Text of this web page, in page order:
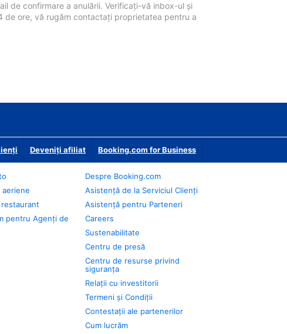
de confirmare a anulării. Verificați-vă inbox-ul și
de ore, vă rugăm contactați proprietatea pentru a
Deveniţi afiliat Booking.com for Business
aeriene
restaurant
pentru Agenți de
Despre Booking.com
Asistență de la Serviciul Clienți
Asistență pentru Parteneri
Careers
Sustenabilitate
Centru de presă
Centru de resurse privind
siguranța
Relații cu investitorii
Termeni și Condiții
Contestații ale partenerilor
Cum lucrăm